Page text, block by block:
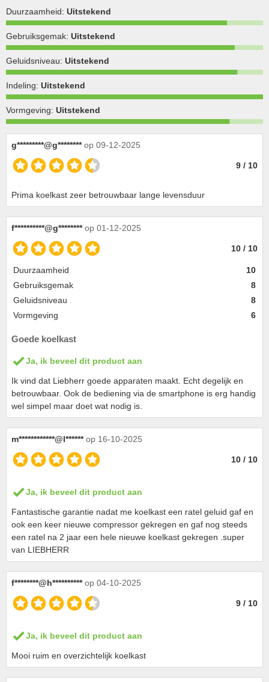
Duurzaamheid: Uitstekend
Gebruiksgemak: Uitstekend
Geluidsniveau: Uitstekend
Indeling: Uitstekend
Vormgeving: Uitstekend
g*********@g******** op 09-12-2025
9 / 10
Prima koelkast zeer betrouwbaar lange levensduur
f**********@g******** op 01-12-2025
10 / 10
Duurzaamheid
10
Gebruiksgemak
8
Geluidsniveau
8
Vormgeving
6
Goede koelkast
Ja, ik beveel dit product aan
Ik vind dat Liebherr goede apparaten maakt. Echt degelijk en
betrouwbaar. Ook de bediening via de smartphone is erg handig
wel simpel maar doet wat nodig is.
m************@l****** op 16-10-2025
10 / 10
Ja, ik beveel dit product aan
Fantastische garantie nadat me koelkast een ratel geluid gaf en
ook een keer nieuwe compressor gekregen en gaf nog steeds
een ratel na 2 jaar een hele nieuwe koelkast gekregen .super
van LIEBHERR
f********@h********** op 04-10-2025
9 / 10
Ja, ik beveel dit product aan
Mooi ruim en overzichtelijk koelkast